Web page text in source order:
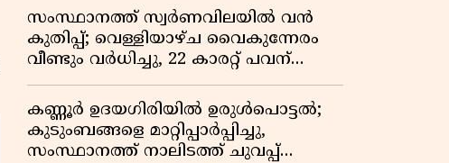
സംസ്ഥാനത്ത് സ്വർണവിലയിൽ വൻ
കുതിപ്പ്; വെള്ളിയാഴ്ച വൈകുന്നേരം
വീണ്ടും വർധിച്ചു, 22 കാരറ്റ് പവന്
1,10,920 രൂപയായി
കണ്ണൂർ ഉദയഗിരിയിൽ ഉരുൾപൊട്ടൽ;
കുടുംബങ്ങളെ മാറ്റിപ്പാർപ്പിച്ചു,
സംസ്ഥാനത്ത് നാലിടത്ത് ചുവപ്പ്